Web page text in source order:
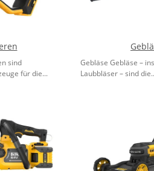
sind
für die...
Gebläse Gebläse –
Laubbläser – sind